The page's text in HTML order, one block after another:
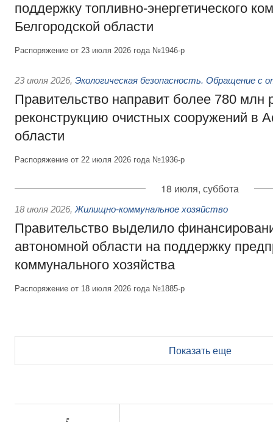
поддержку топливно-энергетического
Белгородской области
Распоряжение от 23 июля 2026 года №1946-р
23 июля 2026, Экологическая безопасность. Обращение с
Правительство направит более 780 млн
реконструкцию очистных сооружений в
области
Распоряжение от 22 июля 2026 года №1936-р
18 июля, суббота
18 июля 2026, Жилищно-коммунальное хозяйство
Правительство выделило
автономной области на поддержку
коммунального хозяйства
Распоряжение от 18 июля 2026 года №1885-р
Показать еще